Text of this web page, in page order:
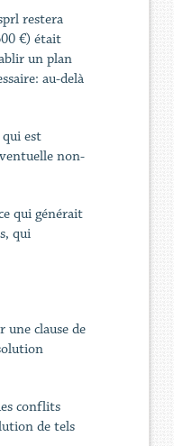
restera
€) était
un plan
au-delà
est
non-
qui générait
qui
une clause de
conflits
de tels